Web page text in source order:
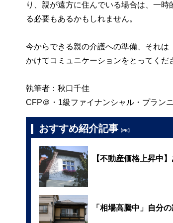
り、親が遠方に住んでいる場合は、一
る必要もあるかもしれません。
今からできる親の介護への準備、それ
かけてコミュニケーションをとってくだ
執筆者：秋口千佳
CFP＠・1級ファイナンシャル・プラン
おすすめ紹介記事 【PR】
【不動産価格上昇中
「相場高騰中」自分